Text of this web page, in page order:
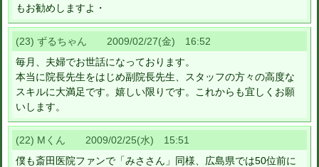
もお勧めしますよ・
(23) ずるちゃん 2009/02/27(金) 16:52
毎月、夫婦でお世話になっております。
本当に院長先生をはじめ副院長先生、スタッフの方々の高度な
スキルに大満足です。嬉しい限りです。これからも宜しくお願
いします。
(22) Mくん 2009/02/25(水) 15:51
僕も斎田医院ファンで「みささん」同様、広島県では50位前に